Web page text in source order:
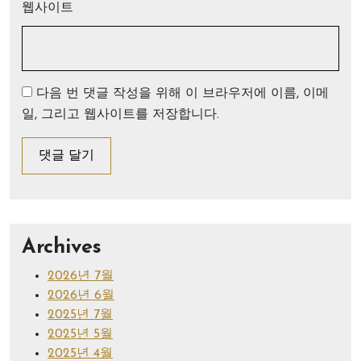
웹사이트
다음 번 댓글 작성을 위해 이 브라우저에 이름, 이메
일, 그리고 웹사이트를 저장합니다.
Archives
2026년 7월
2026년 6월
2025년 7월
2025년 5월
2025년 4월